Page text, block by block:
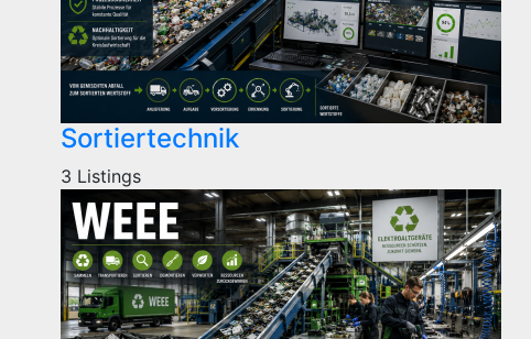
Sortiertechnik
3 Listings